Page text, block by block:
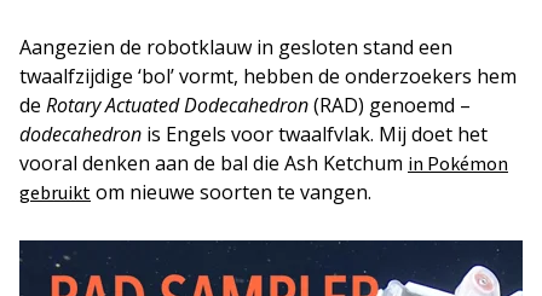
Aangezien de robotklauw in gesloten stand een
twaalfzijdige ‘bol’ vormt, hebben de onderzoekers hem
de Rotary Actuated Dodecahedron(RAD) genoemd –
dodecahedron is Engels voor twaalfvlak. Mij doet het
vooral denken aan de bal die Ash Ketchum in Pokémon
gebruikt om nieuwe soorten te vangen.